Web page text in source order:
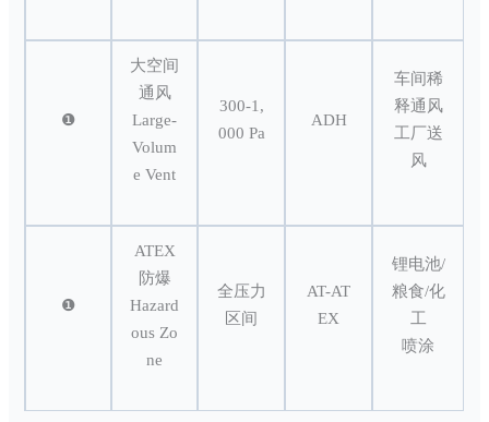
❶
大空间
通风
Large-
Volum
e Vent
300-1,
000 Pa
ADH
车间稀
释通风
工厂送
风
❶
ATEX
防爆
Hazard
ous Zo
ne
全压力
区间
AT-AT
EX
锂电池/
粮食/化
工
喷涂